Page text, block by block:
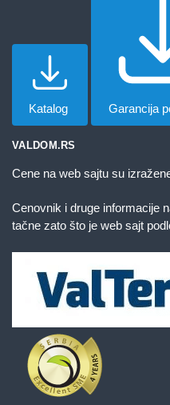
Katalog Garancija
VALDOM.RS
Cene na web sajtu su
Cenovnik i druge informacije
tačne zato što je web sajt